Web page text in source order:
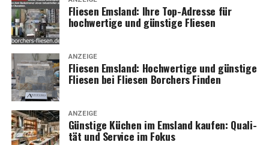
Flie­sen Ems­land: Ihre Top-Adres­se für
hoch­wer­ti­ge und güns­ti­ge Fliesen
ANZEIGE
Flie­sen Ems­land: Hoch­wer­ti­ge und güns­ti­ge
Flie­sen bei Flie­sen Bor­chers Finden
ANZEIGE
Güns­ti­ge Küchen im Ems­land kau­fen: Qua­li­
tät und Ser­vice im Fokus